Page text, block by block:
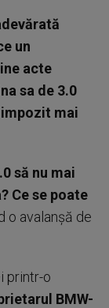
un
acte
sa de 3.0
mai
să nu mai
Ce se poate
o avalanșă de
printr-o
BMW-